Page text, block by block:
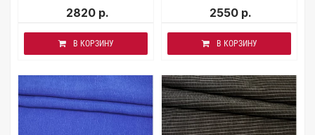
2820 р.
В КОРЗИНУ
2550 р.
В КОРЗИНУ